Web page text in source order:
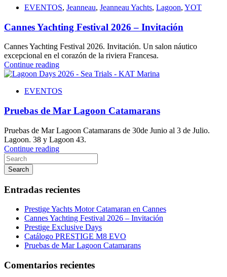
EVENTOS, Jeanneau, Jeanneau Yachts, Lagoon, YOT
Cannes Yachting Festival 2026 – Invitación
Cannes Yachting Festival 2026. Invitación. Un salon náutico
excepcional en el corazón de la riviera Francesa.
Continue reading
EVENTOS
Pruebas de Mar Lagoon Catamarans
Pruebas de Mar Lagoon Catamarans de 30de Junio al 3 de Julio.
Lagoon. 38 y Lagoon 43.
Continue reading
Search
Entradas recientes
Prestige Yachts Motor Catamaran en Cannes
Cannes Yachting Festival 2026 – Invitación
Prestige Exclusive Days
Catálogo PRESTIGE M8 EVO
Pruebas de Mar Lagoon Catamarans
Comentarios recientes